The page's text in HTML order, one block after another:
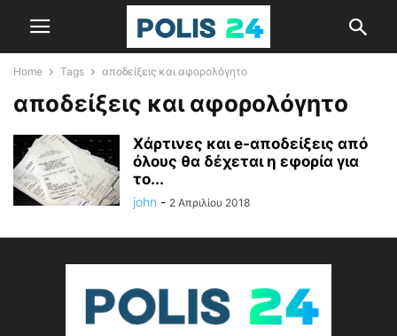
Home Tags αποδείξεις και αφορολόγητο
αποδείξεις και αφορολόγητο
Χάρτινες και e-αποδείξεις από
όλους θα δέχεται η εφορία για
το...
john - 2 Απριλίου 2018